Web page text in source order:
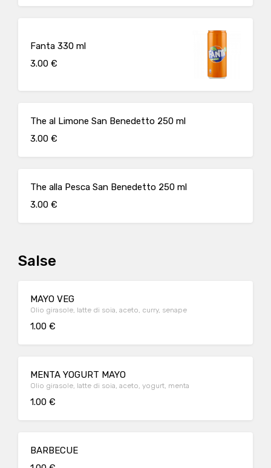
Fanta 330 ml
3.00 €
The al Limone San Benedetto 250 ml
3.00 €
The alla Pesca San Benedetto 250 ml
3.00 €
Salse
MAYO VEG
Olio girasole, latte di soia, aceto, curry, senape
1.00 €
MENTA YOGURT MAYO
Olio girasole, latte di soia, aceto, yogurt, menta
1.00 €
BARBECUE